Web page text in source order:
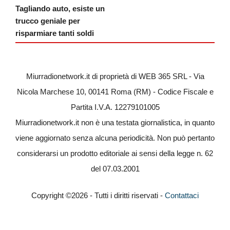
Tagliando auto, esiste un
trucco geniale per
risparmiare tanti soldi
Miurradionetwork.it di proprietà di WEB 365 SRL - Via
Nicola Marchese 10, 00141 Roma (RM) - Codice Fiscale e
Partita I.V.A. 12279101005
Miurradionetwork.it non è una testata giornalistica, in quanto
viene aggiornato senza alcuna periodicità. Non può pertanto
considerarsi un prodotto editoriale ai sensi della legge n. 62
del 07.03.2001
Copyright ©2026 - Tutti i diritti riservati - Contattaci